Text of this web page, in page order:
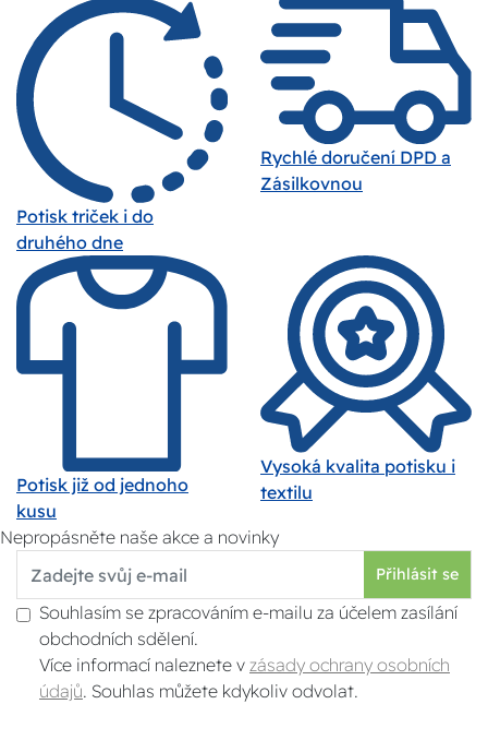
Potisk triček i do
druhého dne
Rychlé doručení DPD a
Zásilkovnou
Potisk již od jednoho
kusu
Vysoká kvalita potisku i
textilu
Nepropásněte naše akce a novinky
Přihlásit se
Souhlasím se zpracováním e-mailu za účelem zasílání
obchodních sdělení.
Více informací naleznete v zásady ochrany osobních
údajů . Souhlas můžete kdykoliv odvolat.